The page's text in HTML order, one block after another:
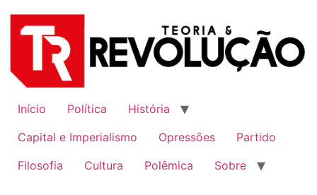
para
Início Política
História
Capital e Imperialismo
Opressões
Partido
Filosofia
Cultura Polêmica Sobre